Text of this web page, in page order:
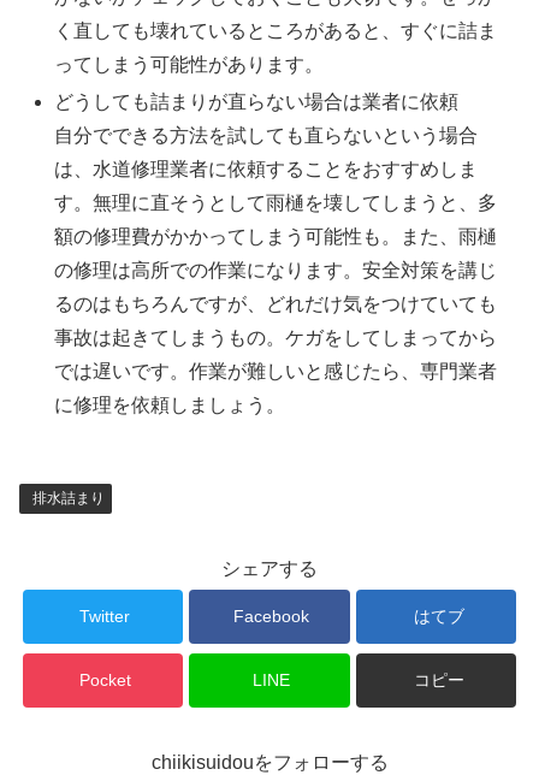
く直しても壊れているところがあると、すぐに詰ま
ってしまう可能性があります。
どうしても詰まりが直らない場合は業者に依頼
自分でできる方法を試しても直らないという場合
は、水道修理業者に依頼することをおすすめしま
す。無理に直そうとして雨樋を壊してしまうと、多
額の修理費がかかってしまう可能性も。また、雨樋
の修理は高所での作業になります。安全対策を講じ
るのはもちろんですが、どれだけ気をつけていても
事故は起きてしまうもの。ケガをしてしまってから
では遅いです。作業が難しいと感じたら、専門業者
に修理を依頼しましょう。
排水詰まり
シェアする
Twitter Facebook はてブ
Pocket LINE コピー
chiikisuidouをフォローする